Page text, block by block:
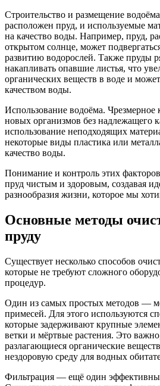
Строительство и размещение
расположен пруд, и используемые
на качество воды. Например, пруд,
открытом солнце, может
развитию водорослей. Также пруды
накапливать опавшие листья, что
органических веществ в воде и
качеством воды.
Использование водоёма.
новых организмов без надлежащего
использование неподходящих
некоторые виды пластика или
качество воды.
Понимание и контроль этих
пруд чистым и здоровым, создавая
разнообразия жизни, которое мы
Основные методы
пруду
Существует несколько способов
которые не требуют сложного
процедур.
Один из самых простых методов —
примесей. Для этого используются
которые задерживают крупные
ветки и мёртвые растения. Это
разлагающиеся органические
нездоровую среду для водных
Фильтрация — ещё один